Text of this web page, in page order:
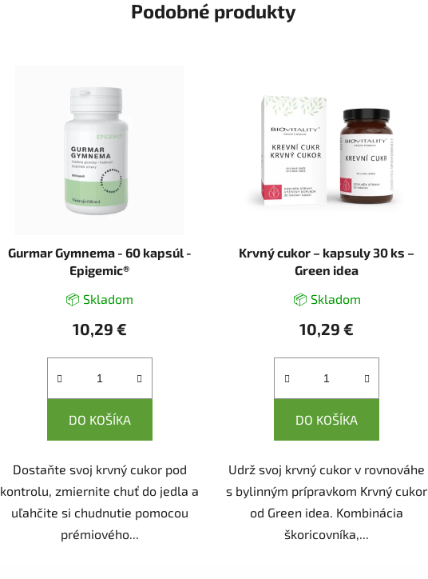
Podobné produkty
Gurmar Gymnema - 60 kapsúl -
Epigemic®
📦 Skladom
10,29 €
DO KOŠÍKA
Dostaňte svoj krvný cukor pod
kontrolu, zmiernite chuť do jedla a
uľahčite si chudnutie pomocou
prémiového...
Krvný cukor – kapsuly 30 ks –
Green idea
📦 Skladom
10,29 €
DO KOŠÍKA
Udrž svoj krvný cukor v rovnováhe
s bylinným prípravkom Krvný cukor
od Green idea. Kombinácia
škoricovníka,...